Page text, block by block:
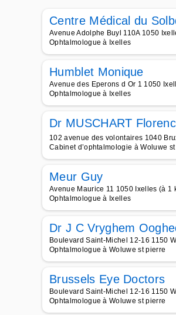
Centre Médical du
Avenue Adolphe Buyl 110A 1050
Ophtalmologue à Ixelles
Humblet Monique
Avenue des Eperons d Or 1 1050
Ophtalmologue à Ixelles
Dr MUSCHART
102 avenue des volontaires 1040
Cabinet d’ophtalmologie à Woluwe
Meur Guy
Avenue Maurice 11 1050 Ixelles (à 1
Ophtalmologue à Ixelles
Dr J C Vryghem
Boulevard Saint-Michel 12-16 1150
Ophtalmologue à Woluwe st pierre
Brussels Eye Doctors
Boulevard Saint-Michel 12-16 1150
Ophtalmologue à Woluwe st pierre